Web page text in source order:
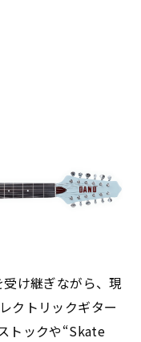
け継ぎながら、現
クトリックギター
トックや“Skate